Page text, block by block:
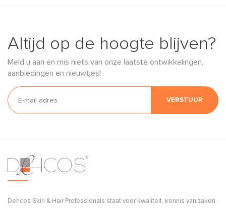
Altijd op de hoogte blijven?
Meld u aan en mis niets van onze laatste ontwikkelingen,
aanbiedingen en nieuwtjes!
VERSTUUR
Dehcos Skin & Hair Professionals staat voor kwaliteit, kennis van zaken